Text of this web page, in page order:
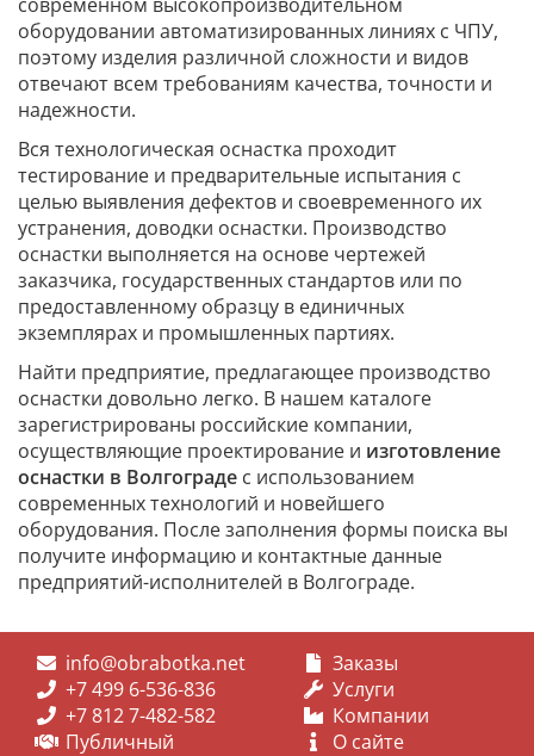
оборудовании автоматизированных линиях с ЧПУ,
поэтому изделия различной сложности и видов
отвечают всем требованиям качества, точности и
надежности.
Вся технологическая оснастка проходит
тестирование и предварительные испытания с
целью выявления дефектов и своевременного их
устранения, доводки оснастки. Производство
оснастки выполняется на основе чертежей
заказчика, государственных стандартов или по
предоставленному образцу в единичных
экземплярах и промышленных партиях.
Найти предприятие, предлагающее производство
оснастки довольно легко. В нашем каталоге
зарегистрированы российские компании,
осуществляющие проектирование и изготовление
оснастки в Волгограде с использованием
современных технологий и новейшего
оборудования. После заполнения формы поиска вы
получите информацию и контактные данные
предприятий-исполнителей в Волгограде.
info@obrabotka.net
+7 499 6-536-836
+7 812 7-482-582
Публичный
Заказы
Услуги
Компании
О сайте